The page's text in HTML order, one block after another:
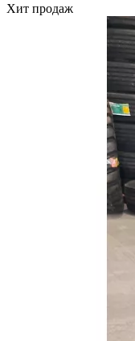
Хит продаж